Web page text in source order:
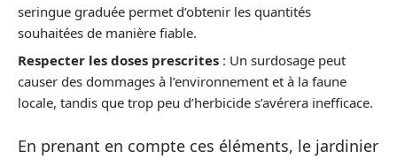
seringue graduée permet d’obtenir les quantités
souhaitées de manière fiable.
Respecter les doses prescrites : Un surdosage peut
causer des dommages à l’environnement et à la faune
locale, tandis que trop peu d’herbicide s’avérera inefficace.
En prenant en compte ces éléments, le jardinier